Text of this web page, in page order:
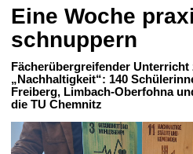
u
f
e
Eine Woche
schnuppern
Fächerübergreifender Unterricht
„Nachhaltigkeit“: 140
Freiberg, Limbach-Oberfohna
die TU Chemnitz